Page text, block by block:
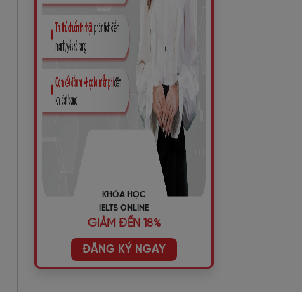
KHÓA HỌC
IELTS ONLINE
GIẢM ĐẾN 18%
ĐĂNG KÝ NGAY